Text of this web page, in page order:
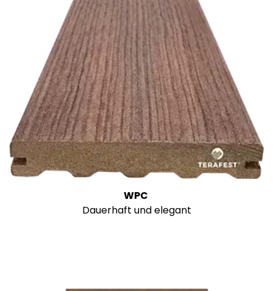
WPC
Dauerhaft und elegant